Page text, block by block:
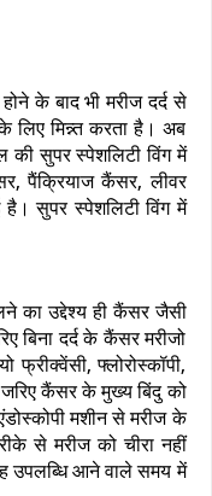
के बाद भी मरीज दर्द से
लिए मिन्न्त करता है। अब
की सुपर स्पेशलिटी विंग में
पैंक्रियाज कैंसर, लीवर
है। सुपर स्पेशलिटी विंग में
का उद्देश्य ही कैंसर जैसी
बिना दर्द के कैंसर मरीजो
फ्लोरोस्कॉपी,
जरिए कैंसर के मुख्य बिंदु को
मशीन से मरीज के
से मरीज को चीरा नहीं
उपलब्धि आने वाले समय में